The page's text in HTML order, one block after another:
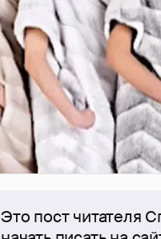
Это пост читателя